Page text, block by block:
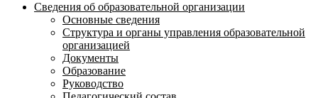
Сведения об образовательной организации
Основные сведения
Структура и органы управления образовательной
организацией
Документы
Образование
Руководство